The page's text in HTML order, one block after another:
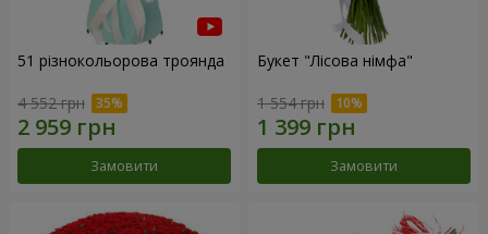
51 різнокольорова троянда
4 552 грн
Замовити
Букет "Лісова німфа"
1 554 грн
Замовити